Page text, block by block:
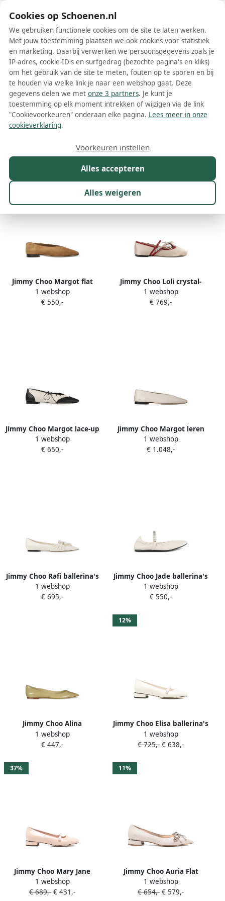
Schoenen.nl
Wis filters Alle filters
Beige Jimmy Choo dames ballerinas
Meer lezen
Jimmy Choo Margot flat
suede ballet flats Beige
1 webshop
€ 550,-
Jimmy Choo Loli crystal-
embellished ballet flats
Beige
1 webshop
€ 769,-
Jimmy Choo Margot lace-up
ballet flats Beige
1 webshop
€ 650,-
Jimmy Choo Margot leren
ballerina's Beige
1 webshop
€ 1.048,-
Jimmy Choo Rafi ballerina's
verfraaid met parels Beige
1 webshop
€ 695,-
Jimmy Choo Jade ballerina's
verfaaid met kristallen
Beige
1 webshop
€ 550,-
Jimmy Choo Alina
ballerina's met puntige
neus Beige
1 webshop
€ 447,-
12%
Jimmy Choo Elisa ballerina's
Beige
1 webshop
€ 725,- € 638,-
37%
Jimmy Choo Mary Jane
ballerina's Beige
1 webshop
€ 689,- € 431,-
11%
Jimmy Choo Auria Flat
ballerina's met kristallen
strik en glitter Beige
1 webshop
€ 654,- € 579,-
Cookies op Schoenen.nl
We gebruiken functionele cookies om de site te laten werken.
Met jouw toestemming plaatsen we ook cookies voor statistiek
en marketing. Daarbij verwerken we persoonsgegevens zoals je
IP-adres, cookie-ID's en surfgedrag (bezochte pagina's en kliks)
om het gebruik van de site te meten, fouten op te sporen en bij
te houden via welke link je naar een webshop gaat. Deze
gegevens delen we met onze 3 partners. Je kunt je
toestemming op elk moment intrekken of wijzigen via de link
"Cookievoorkeuren" onderaan elke pagina. Lees meer in onze
cookieverklaring.
Alles accepteren
Alles weigeren
Voorkeuren instellen